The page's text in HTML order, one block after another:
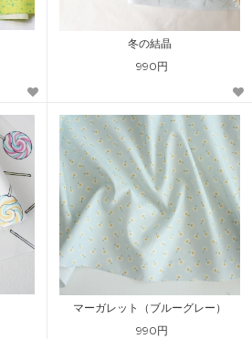
冬の結晶
990円
マーガレット（ブルーグレー）
990円